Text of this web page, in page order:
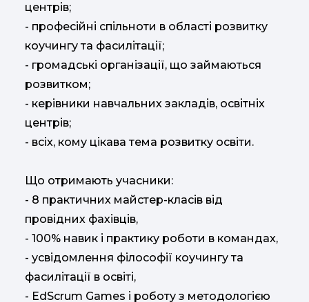
центрів;
- професійні спільноти в області розвитку
коучингу та фасилітації;
- громадські організації, що займаються
розвитком;
- керівники навчальних закладів, освітніх
центрів;
- всіх, кому цікава тема розвитку освіти.
Що отримають учасники:
- 8 практичних майстер-класів від
провідних фахівців,
- 100% навик і практику роботи в командах,
- усвідомлення філософії коучингу та
фасилітації в освіті,
- EdScrum Games і роботу з методологією